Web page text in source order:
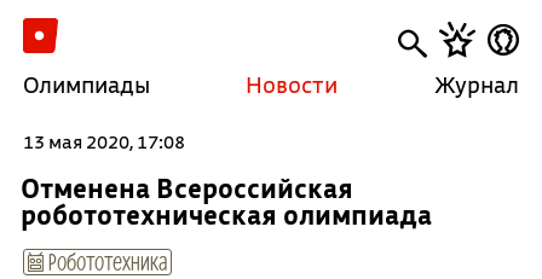
Олимпиады Новости Журнал
13 мая 2020, 17:08
Отменена Всероссийская
робототехническая олимпиада
Робототехника